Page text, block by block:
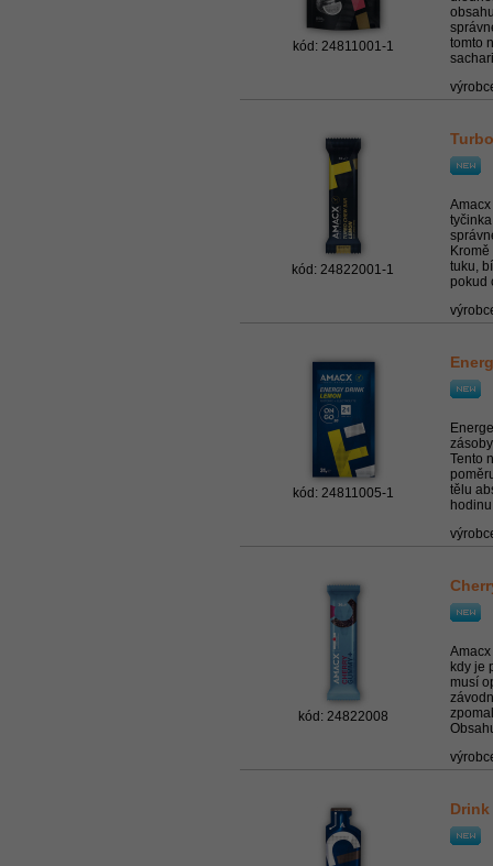
kód: 24811001-1
tomto
kód: 24822001-1
tuku,
pokud
kód: 24811005-1
Tento
tělu
kód: 24822008
kdy je
musí